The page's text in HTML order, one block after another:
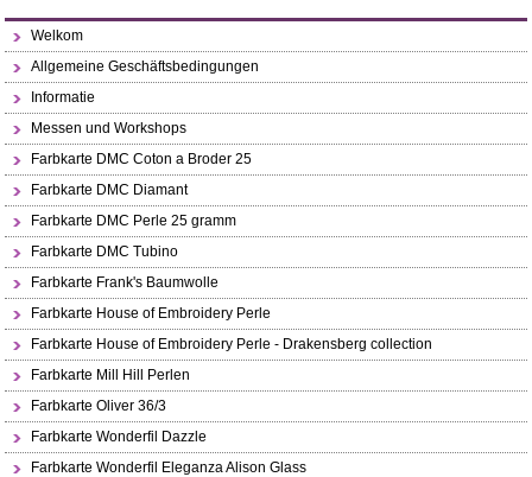
Welkom
Allgemeine Geschäftsbedingungen
Informatie
Messen und Workshops
Farbkarte DMC Coton a Broder 25
Farbkarte DMC Diamant
Farbkarte DMC Perle 25 gramm
Farbkarte DMC Tubino
Farbkarte Frank's Baumwolle
Farbkarte House of Embroidery Perle
Farbkarte House of Embroidery Perle - Drakensberg collection
Farbkarte Mill Hill Perlen
Farbkarte Oliver 36/3
Farbkarte Wonderfil Dazzle
Farbkarte Wonderfil Eleganza Alison Glass